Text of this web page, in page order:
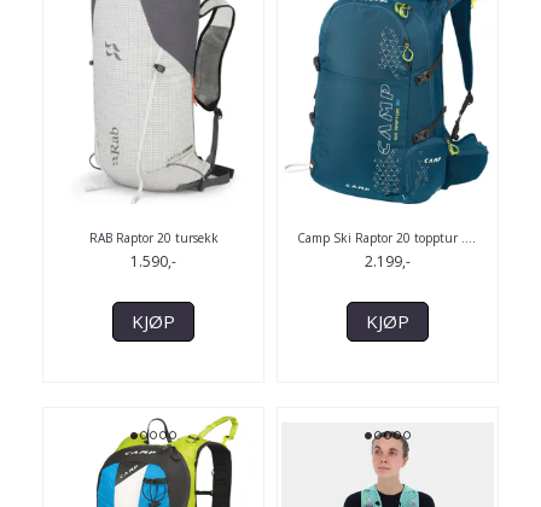
RAB Raptor 20 tursekk
1.590,-
KJØP
Camp Ski Raptor 20 topptur ....
2.199,-
KJØP